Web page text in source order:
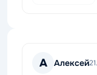
А Алексей